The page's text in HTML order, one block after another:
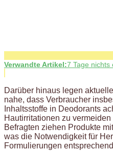
Verwandte Artikel:7 Tage nichts
Darüber hinaus legen
nahe, dass Verbraucher
Inhaltsstoffe in Deodorants
Hautirritationen zu
Befragten ziehen Produkte
was die Notwendigkeit für
Formulierungen